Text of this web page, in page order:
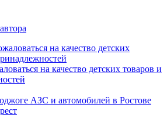
на качество детских товаров и